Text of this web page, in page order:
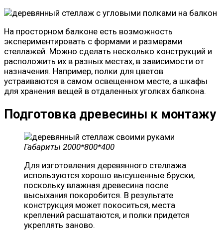
На просторном балконе есть возможность
экспериментировать с формами и размерами
стеллажей. Можно сделать несколько конструкций и
расположить их в разных местах, в зависимости от
назначения. Например, полки для цветов
устраиваются в самом освещенном месте, а шкафы
для хранения вещей в отдаленных уголках балкона.
Подготовка древесины к монтажу
Габариты 2000*800*400
Для изготовления деревянного стеллажа
используются хорошо высушенные бруски,
поскольку влажная древесина после
высыхания покоробится. В результате
конструкция может покоситься, места
креплений расшатаются, и полки придется
укреплять заново.